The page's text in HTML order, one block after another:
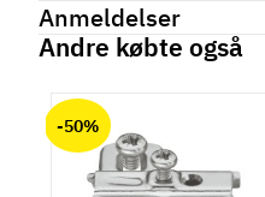
Produktinformation
Zinklegering
Overflade
Forniklet
Poleret
Anmeldelser
Andre købte også
-50%